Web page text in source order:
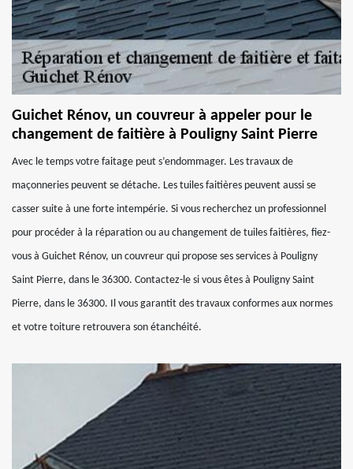
Guichet Rénov, un couvreur à appeler pour le
changement de faitière à Pouligny Saint Pierre
Avec le temps votre faitage peut s’endommager. Les travaux de
maçonneries peuvent se détache. Les tuiles faitières peuvent aussi se
casser suite à une forte intempérie. Si vous recherchez un professionnel
pour procéder à la réparation ou au changement de tuiles faitières, fiez-
vous à Guichet Rénov, un couvreur qui propose ses services à Pouligny
Saint Pierre, dans le 36300. Contactez-le si vous êtes à Pouligny Saint
Pierre, dans le 36300. Il vous garantit des travaux conformes aux normes
et votre toiture retrouvera son étanchéité.